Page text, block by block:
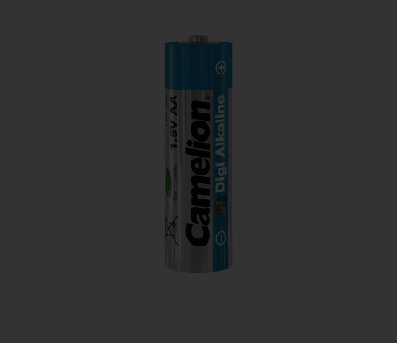
1040+ glade kunder på Trustpilot